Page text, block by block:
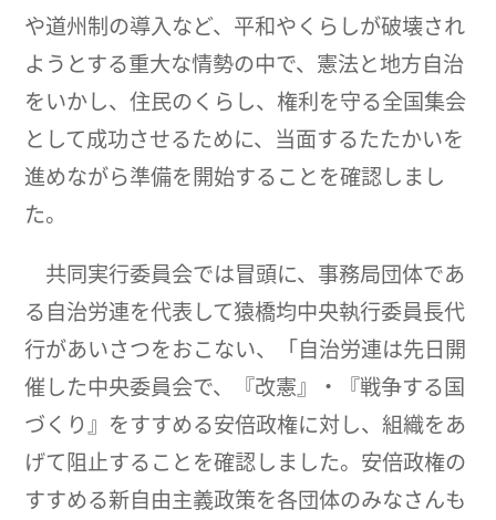
や道州制の導入など、平和やくらしが破壊され
ようとする重大な情勢の中で、憲法と地方自治
をいかし、住民のくらし、権利を守る全国集会
として成功させるために、当面するたたかいを
進めながら準備を開始することを確認しまし
た。
共同実行委員会では冒頭に、事務局団体であ
る自治労連を代表して猿橋均中央執行委員長代
行があいさつをおこない、「自治労連は先日開
催した中央委員会で、『改憲』・『戦争する国
づくり』をすすめる安倍政権に対し、組織をあ
げて阻止することを確認しました。安倍政権の
すすめる新自由主義政策を各団体のみなさんも